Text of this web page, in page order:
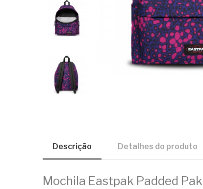
Descrição Detalhes do produto
Mochila Eastpak Padded